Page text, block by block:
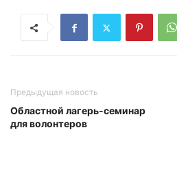
Предыдущая новость
Областной лагерь-семинар
для волонтеров